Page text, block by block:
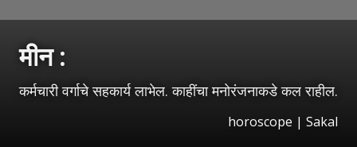
मीन :
कर्मचारी वर्गाचे सहकार्य लाभेल. काहींचा मनोरंजनाकडे कल राहील.
horoscope | Sakal